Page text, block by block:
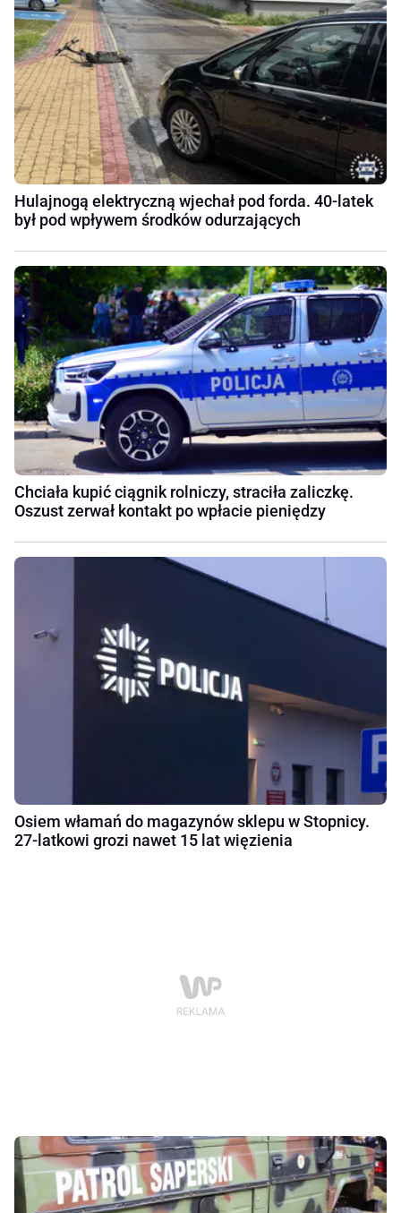
Hulajnogą elektryczną wjechał pod forda. 40-latek
był pod wpływem środków odurzających
Chciała kupić ciągnik rolniczy, straciła zaliczkę.
Oszust zerwał kontakt po wpłacie pieniędzy
Osiem włamań do magazynów sklepu w Stopnicy.
27-latkowi grozi nawet 15 lat więzienia